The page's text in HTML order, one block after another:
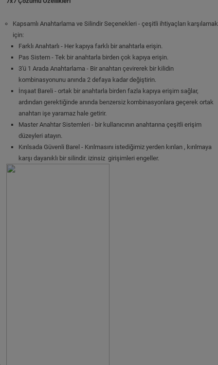
Kapsamlı Anahtarlama ve Silindir Seçenekleri - çeşitli ihtiyaçları karşılamak
için:
Farklı Anahtarlı - Her kapıya farklı bir anahtarla erişin.
Pas Sistem - Tek bir anahtarla birden çok kapıya erişin.
3'ü 1 Arada Anahtarlama - Bir anahtarı çevirerek bir kilidin
kombinasyonunu anında 2 defaya kadar değiştirin.
İnşaat Bareli - ortak bir anahtarla birden fazla kapıya erişim sağlar,
ardından gerektiğinde anında benzersiz kombinasyonlara geçerek ortak
anahtarı işe yaramaz hale getirir.
Master Anahtar Sistemleri - bir kullanıcının anahtarına çeşitli erişim
düzeyleri atayın.
Kırılsada Güvenli Barel - Kırılmasını istediğimiz yerden kırılan , kırılmaya
karşı dayanıklı bir silindir. izinsiz girişimleri engeller.